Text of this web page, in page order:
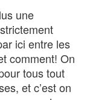
une
ici entre les
comment! On
tous tout
et c’est on